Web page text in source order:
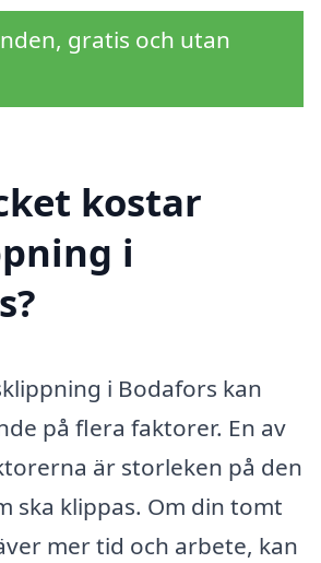
gratis och utan
kostar
i
i Bodafors kan
på flera faktorer. En av
är storleken på den
ska klippas. Om din tomt
mer tid och arbete, kan